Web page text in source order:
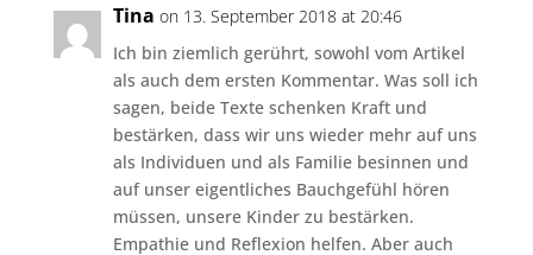
Tina on 13. September 2018 at 20:46
Ich bin ziemlich gerührt, sowohl vom Artikel
als auch dem ersten Kommentar. Was soll ich
sagen, beide Texte schenken Kraft und
bestärken, dass wir uns wieder mehr auf uns
als Individuen und als Familie besinnen und
auf unser eigentliches Bauchgefühl hören
müssen, unsere Kinder zu bestärken.
Empathie und Reflexion helfen. Aber auch